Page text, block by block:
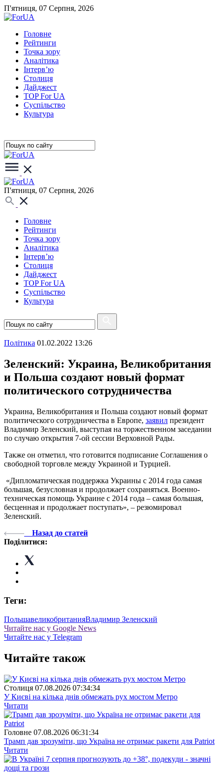
П'ятниця, 07 Серпня, 2026
Головне
Рейтинги
Точка зору
Аналітика
Інтерв’ю
Столиця
Дайджест
TOP For UA
Суспiльство
Культура
П'ятниця, 07 Серпня, 2026
Головне
Рейтинги
Точка зору
Аналітика
Інтерв’ю
Столиця
Дайджест
TOP For UA
Суспiльство
Культура
Полiтика 01.02.2022 13:26
Зеленский: Украина, Великобритания
и Польша создают новый формат
политического сотрудничества
Украина, Великобритания и Польша создают новый формат
политического сотрудничества в Европе, заявил президент
Владимир Зеленский, выступая на торжественном заседании
по случаю открытия 7-ой сессии Верховной Рады.
Также он отметил, что готовится подписание Соглашения о
свободной торговле между Украиной и Турцией.
«Дипломатическая поддержка Украины с 2014 года самая
большая, безусловная и продолжает сохраняться. Военно-
техническая помощь Украине с 2014 года – самая большая,
бесценная и продолжает поступать», – резюмировал
Зеленский.
Назад до статей
Поділитися:
Теги:
ПольшавеликобританияВладимир Зеленский
Читайте нас у Google News
Читайте нас у Telegram
Читайте також
Столиця 07.08.2026 07:34:34
У Києві на кілька днів обмежать рух мостом Метро
Читати
Головне 07.08.2026 06:31:34
Трамп дав зрозуміти, що Україна не отримає ракети для Patriot
Читати